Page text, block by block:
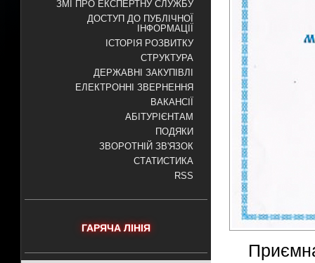
ЗМІ ПРО ЕКСПЕРТНУ СЛУЖБУ
ДОСТУП ДО ПУБЛІЧНОЇ
ІНФОРМАЦІЇ
ІСТОРІЯ РОЗВИТКУ
СТРУКТУРА
ДЕРЖАВНІ ЗАКУПІВЛІ
ЕЛЕКТРОННІ ЗВЕРНЕННЯ
ВАКАНСІЇ
АБІТУРІЄНТАМ
ПОДЯКИ
ЗВОРОТНІЙ ЗВ'ЯЗОК
СТАТИСТИКА
RSS
ГАРЯЧА ЛІНІЯ